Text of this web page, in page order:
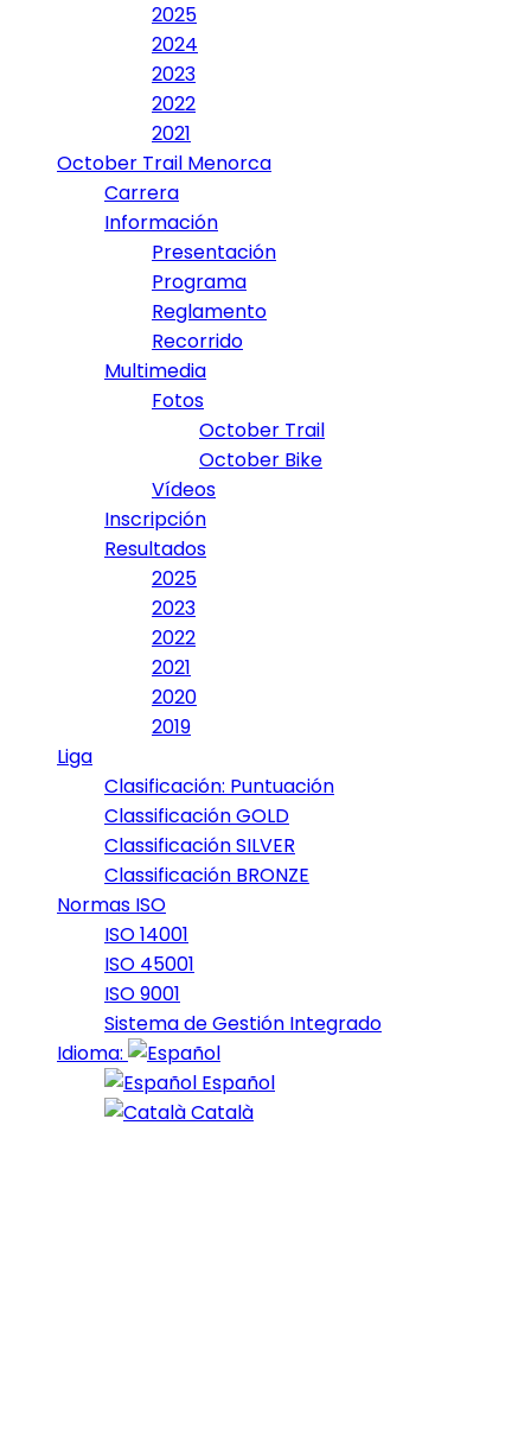
2025
2024
2023
2022
2021
October Trail Menorca
Carrera
Información
Presentación
Programa
Reglamento
Recorrido
Multimedia
Fotos
October Trail
October Bike
Vídeos
Inscripción
Resultados
2025
2023
2022
2021
2020
2019
Liga
Clasificación: Puntuación
Classificación GOLD
Classificación SILVER
Classificación BRONZE
Normas ISO
ISO 14001
ISO 45001
ISO 9001
Sistema de Gestión Integrado
Idioma:
Español
Català